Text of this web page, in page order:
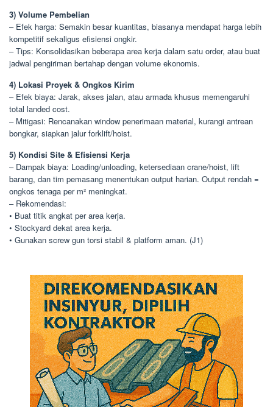
3) Volume Pembelian
– Efek harga: Semakin besar kuantitas, biasanya mendapat harga lebih
kompetitif sekaligus efisiensi ongkir.
– Tips: Konsolidasikan beberapa area kerja dalam satu order, atau buat
jadwal pengiriman bertahap dengan volume ekonomis.
4) Lokasi Proyek & Ongkos Kirim
– Efek biaya: Jarak, akses jalan, atau armada khusus memengaruhi
total landed cost.
– Mitigasi: Rencanakan window penerimaan material, kurangi antrean
bongkar, siapkan jalur forklift/hoist.
5) Kondisi Site & Efisiensi Kerja
– Dampak biaya: Loading/unloading, ketersediaan crane/hoist, lift
barang, dan tim pemasang menentukan output harian. Output rendah =
ongkos tenaga per m² meningkat.
– Rekomendasi:
• Buat titik angkat per area kerja.
• Stockyard dekat area kerja.
• Gunakan screw gun torsi stabil & platform aman. (J1)